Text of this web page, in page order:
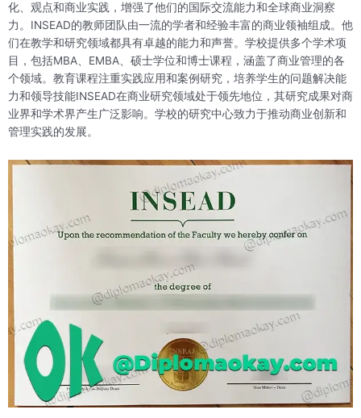
化、观点和商业实践，增强了他们的国际交流能力和全球商业洞察
力。INSEAD的教师团队由一流的学者和经验丰富的商业领袖组成。他
们在教学和研究领域都具有卓越的能力和声誉。学校提供多个学术项
目，包括MBA、EMBA、硕士学位和博士课程，涵盖了商业管理的各
个领域。教育课程注重实践应用和案例研究，培养学生的问题解决能
力和领导技能INSEAD在商业研究领域处于领先地位，其研究成果对商
业界和学术界产生广泛影响。学校的研究中心致力于推动商业创新和
管理实践的发展。